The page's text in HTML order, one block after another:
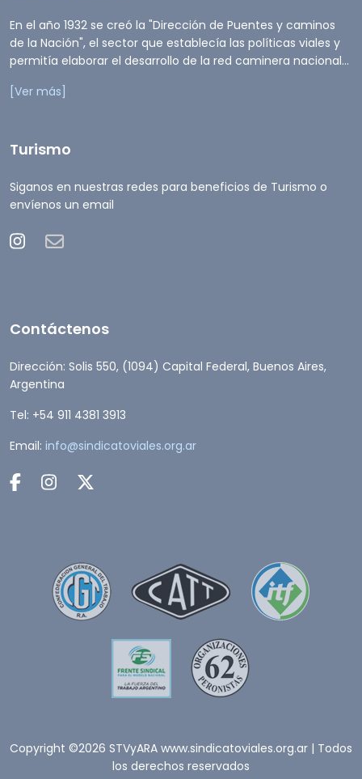
En el año 1932 se creó la "Dirección de Puentes y caminos
de la Nación", el sector que establecía las políticas viales y
permitía elaborar el desarrollo de la red caminera nacional...
[Ver más]
Turismo
Siganos en nuestras redes para beneficios de Turismo o
envíenos un email
Contáctenos
Dirección: Solis 550, (1094) Capital Federal, Buenos Aires,
Argentina
Tel: +54 911 4381 3913
Email: info@sindicatoviales.org.ar
Copyright ©2026 STVyARA www.sindicatoviales.org.ar | Todos
los derechos reservados